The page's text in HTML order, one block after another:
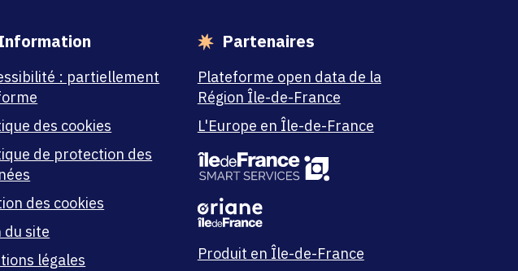
: partiellement
des cookies
de protection des
des cookies
du site
légales
Partenaires
Plateforme open data de la
Région Île-de-France
L'Europe en Île-de-France
Produit en Île-de-France